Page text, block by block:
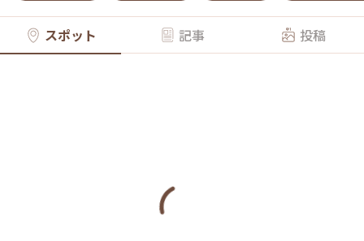
スポット 記事 投稿